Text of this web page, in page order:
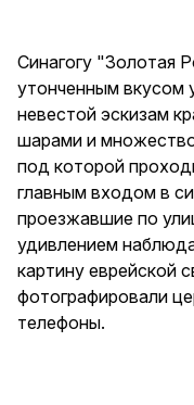
Синагогу "Золотая
утонченным вкусом
невестой эскизам
шарами и
под которой
главным входом в
проезжавшие по
удивлением
картину еврейской
фотографировали
телефоны.